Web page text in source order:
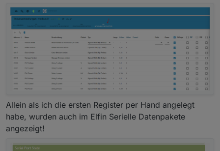
Hast Du eine Idee was das Problem ist?
Gruß
Stephan
Der Elfin wurde auf PIN 1 und PIN 2 am
Wechselrichter angeschlossen, ist das richtig?
die Nullen vor der 7 in der Modbus Instanz mit
eingetragen?
Allein als ich die ersten Register per Hand angelegt
habe, wurden auch im Elfin Serielle Datenpakete
angezeigt!